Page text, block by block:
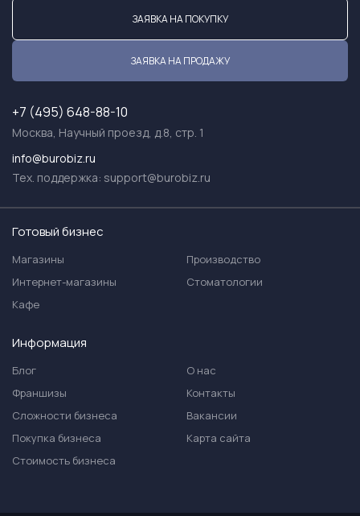
ЗАЯВКА НА ПОКУПКУ
ЗАЯВКА НА ПРОДАЖУ
+7 (495) 648-88-10
Москва, Научный проезд, д.8, стр. 1
info@burobiz.ru
Тех. поддержка: support@burobiz.ru
Готовый бизнес
Магазины
Интернет-магазины
Кафе
Производство
Стоматологии
Информация
Блог
Франшизы
Сложности бизнеса
Покупка бизнеса
Стоимость бизнеса
О нас
Контакты
Вакансии
Карта сайта